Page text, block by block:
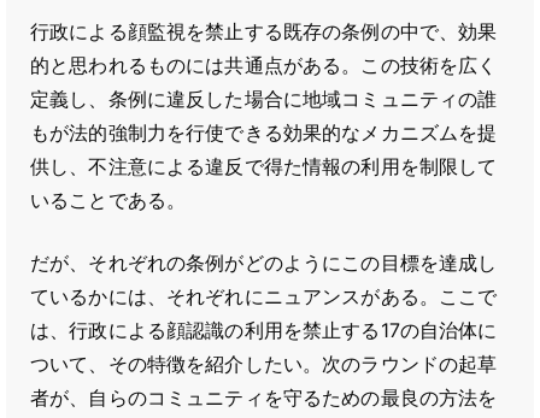
行政による顔監視を禁止する既存の条例の中で、効果
的と思われるものには共通点がある。この技術を広く
定義し、条例に違反した場合に地域コミュニティの誰
もが法的強制力を行使できる効果的なメカニズムを提
供し、不注意による違反で得た情報の利用を制限して
いることである。
だが、それぞれの条例がどのようにこの目標を達成し
ているかには、それぞれにニュアンスがある。ここで
は、行政による顔認識の利用を禁止する17の自治体に
ついて、その特徴を紹介したい。次のラウンドの起草
者が、自らのコミュニティを守るための最良の方法を